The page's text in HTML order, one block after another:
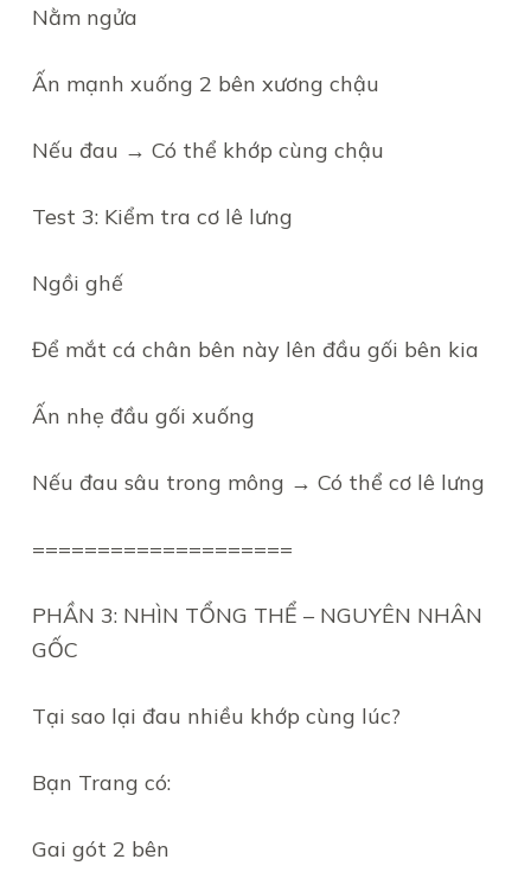
Nằm ngửa
Ấn mạnh xuống 2 bên xương chậu
Nếu đau → Có thể khớp cùng chậu
Test 3: Kiểm tra cơ lê lưng
Ngồi ghế
Để mắt cá chân bên này lên đầu gối bên kia
Ấn nhẹ đầu gối xuống
Nếu đau sâu trong mông → Có thể cơ lê lưng
====================
PHẦN 3: NHÌN TỔNG THỂ – NGUYÊN NHÂN
GỐC
Tại sao lại đau nhiều khớp cùng lúc?
Bạn Trang có:
Gai gót 2 bên